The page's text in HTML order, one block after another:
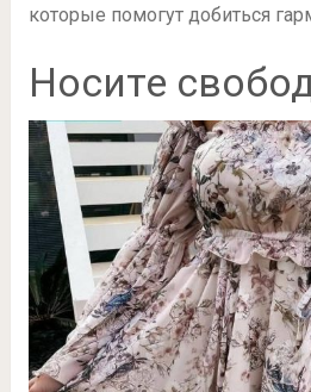
которые помогут добиться
Носите